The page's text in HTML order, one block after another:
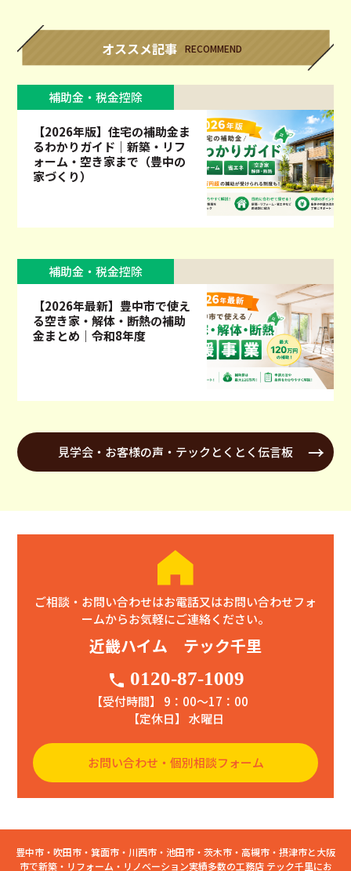
オススメ記事 RECOMMEND
補助金・税金控除
【2026年版】住宅の補助金ま
るわかりガイド｜新築・リフ
ォーム・空き家まで（豊中の
家づくり）
補助金・税金控除
【2026年最新】豊中市で使え
る空き家・解体・断熱の補助
金まとめ｜令和8年度
見学会・お客様の声・テックとくとく伝言板
ご相談・お問い合わせはお電話又はお問い合わせフォ
ームからお気軽にご連絡ください。
近畿ハイム テック千里
phone 0120-87-1009
【受付時間】 9：00〜17：00
【定休日】 水曜日
お問い合わせ・個別相談フォーム
豊中市・吹田市・箕面市・川西市・池田市・茨木市・高槻市・摂津市と大阪
市で新築・リフォーム・リノベーション実績多数の工務店 テック千里にお